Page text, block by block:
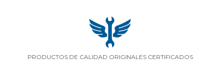
PRODUCTOS DE CALIDAD ORIGINALES CERTIFICADOS